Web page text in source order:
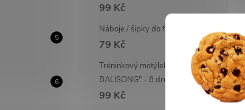
99 Kč
Náboje / šipky do foukaček - 20 ks!
79 Kč
Tréninkový motýlek "FANTASY
BALISONG" - 8 druhů!
99 Kč